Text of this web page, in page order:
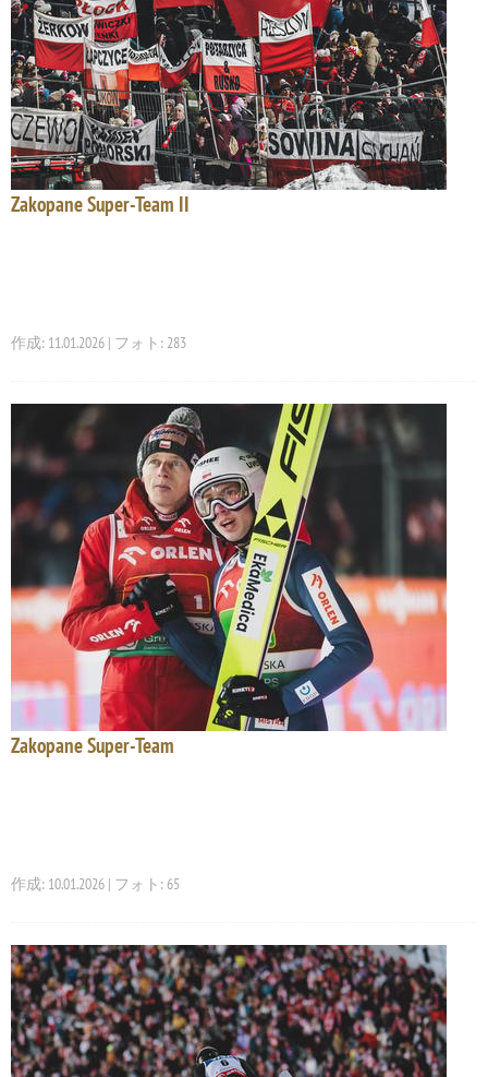
Zakopane Super-Team II
作成: 11.01.2026 | フォト: 283
Zakopane Super-Team
作成: 10.01.2026 | フォト: 65